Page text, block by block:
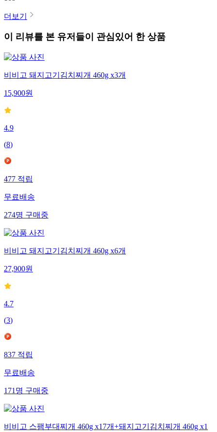
더보기
이 리뷰를 본 유저들이 관심있어 한 상품
비비고 돼지고기김치찌개 460g x3개
15,900원
4.9
(8)
477 적립
무료배송
274명 구매중
비비고 돼지고기김치찌개 460g x6개
27,900원
4.7
(3)
837 적립
무료배송
171 명 구매중
비비고 스팸부대찌개 460g x17개+돼지고기김치찌개 460g x1